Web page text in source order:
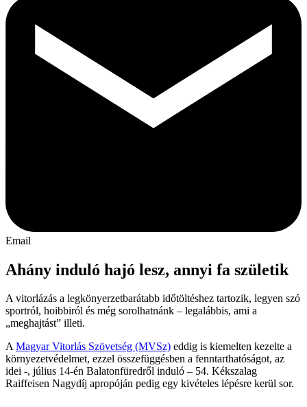
Email
Ahány induló hajó lesz, annyi fa születik
A vitorlázás a legkönyerzetbarátabb időtöltéshez tartozik, legyen szó
sportról, hoibbiról és még sorolhatnánk – legalábbis, ami a
„meghajtást” illeti.
AMagyar Vitorlás Szövetség (MVSz) eddig is kiemelten kezelte a
környezetvédelmet, ezzel összefüggésben a fenntarthatóságot, az
idei -, július 14-én Balatonfüredről induló – 54. Kékszalag
Raiffeisen Nagydíj apropóján pedig egy kivételes lépésre kerül sor.